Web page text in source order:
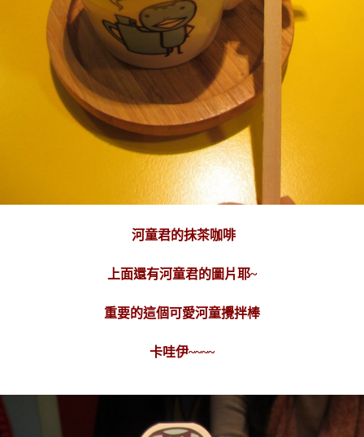
河童君的抹茶咖啡
上面還有河童君的圖片耶~
重要的這個可愛河童攪拌棒
卡哇伊~~~~